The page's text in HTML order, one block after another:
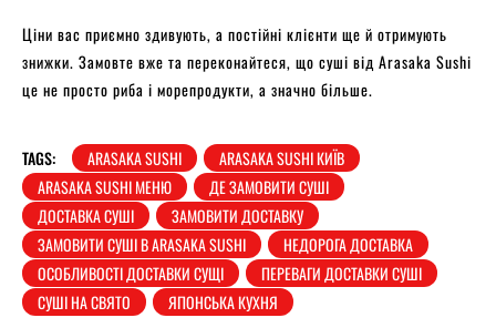
Ціни вас приємно здивують, а постійні клієнти ще й отримують
знижки. Замовте вже та переконайтеся, що суші від Arasaka Sushi
це не просто риба і морепродукти, а значно більше.
TAGS: ARASAKA SUSHI
ARASAKA SUSHI КИЇВ
ARASAKA SUSHI МЕНЮ
ДЕ ЗАМОВИТИ СУШІ
ДОСТАВКА СУШІ
ЗАМОВИТИ ДОСТАВКУ
ЗАМОВИТИ СУШІ В ARASAKA SUSHI
НЕДОРОГА ДОСТАВКА
ОСОБЛИВОСТІ ДОСТАВКИ СУЩІ
ПЕРЕВАГИ ДОСТАВКИ СУШІ
СУШІ НА СВЯТО
ЯПОНСЬКА КУХНЯ